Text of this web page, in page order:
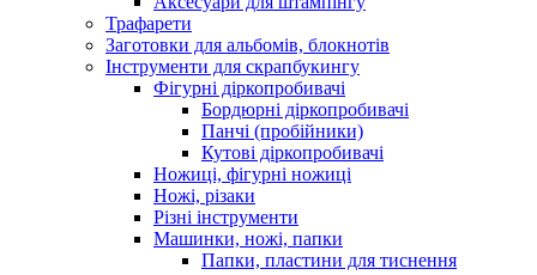
Трафарети
Заготовки для альбомів, блокнотів
Інструменти для скрапбукингу
Фігурні діркопробивачі
Бордюрні діркопробивачі
Панчі (пробійники)
Кутові діркопробивачі
Ножиці, фігурні ножиці
Ножі, різаки
Різні інструменти
Машинки, ножі, папки
Папки, пластини для тиснення